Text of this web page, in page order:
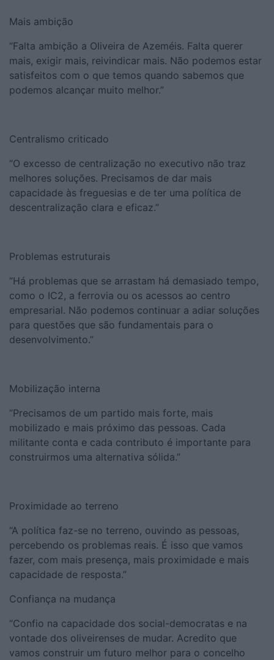
Mais ambição
“Falta ambição a Oliveira de Azeméis. Falta querer
mais, exigir mais, reivindicar mais. Não podemos estar
satisfeitos com o que temos quando sabemos que
podemos alcançar muito melhor.”
Centralismo criticado
“O excesso de centralização no executivo não traz
melhores soluções. Precisamos de dar mais
capacidade às freguesias e de ter uma política de
descentralização clara e eficaz.”
Problemas estruturais
“Há problemas que se arrastam há demasiado tempo,
como o IC2, a ferrovia ou os acessos ao centro
empresarial. Não podemos continuar a adiar soluções
para questões que são fundamentais para o
desenvolvimento.”
Mobilização interna
“Precisamos de um partido mais forte, mais
mobilizado e mais próximo das pessoas. Cada
militante conta e cada contributo é importante para
construirmos uma alternativa sólida.”
Proximidade ao terreno
“A política faz-se no terreno, ouvindo as pessoas,
percebendo os problemas reais. É isso que vamos
fazer, com mais presença, mais proximidade e mais
capacidade de resposta.”
Confiança na mudança
“Confio na capacidade dos social-democratas e na
vontade dos oliveirenses de mudar. Acredito que
vamos construir um futuro melhor para o concelho